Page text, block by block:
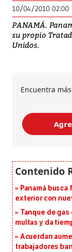
10/04/2010 02:00
PANAMÁ.
su propio
Unidos.
Encuentra
Panamá
exterior con
Tanque de
multas y da
Acuerdan
trabajadores